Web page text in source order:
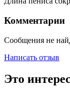
Комментарии
Сообщения не
Написать отзыв
Это